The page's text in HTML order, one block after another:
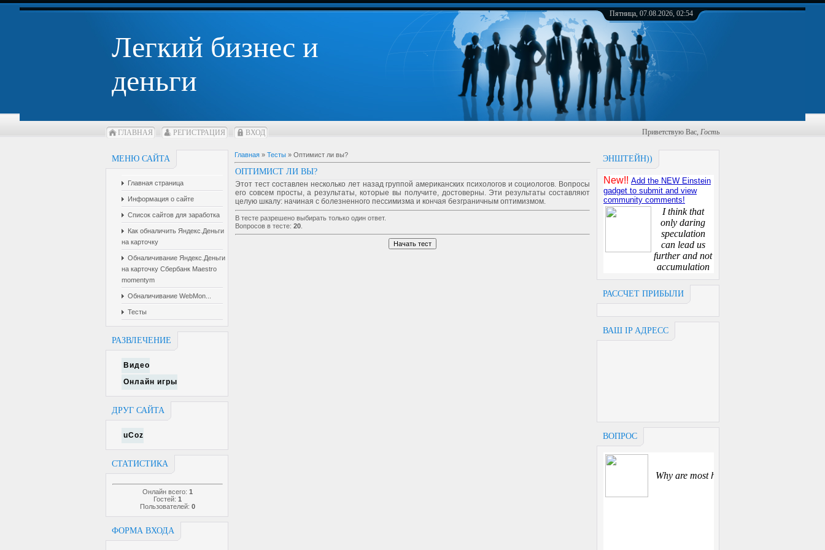
Легкий бизнес и
деньги
Пятница, 07.08.2026, 02:54
ГЛАВНАЯ РЕГИСТРАЦИЯ ВХОД Приветствую Вас, Гость
МЕНЮ САЙТА
Главная страница
Информация о сайте
Список сайтов для заработка
Как обналичить Яндекс.Деньги
на карточку
Обналичивание Яндекс.Деньги
на карточку Сбербанк Maestro
momentym
Обналичивание WebMon...
Тесты
РАЗВЛЕЧЕНИЕ
Видео
Онлайн игры
ДРУГ САЙТА
uCoz
СТАТИСТИКА
Онлайн всего: 1
Гостей: 1
Пользователей: 0
ФОРМА ВХОДА
ЭНШТЕЙН))
РАССЧЕТ ПРИБЫЛИ
ВАШ IP АДРЕСС
ВОПРОС
Главная » Тесты » Оптимист ли вы?
ОПТИМИСТ ЛИ ВЫ?
Этот тест составлен несколько лет назад группой американских психологов и социологов. Вопросы
его совсем просты, а результаты, которые вы получите, достоверны. Эти результаты составляют
целую шкалу: начиная с болезненного пессимизма и кончая безграничным оптимизмом.
В тесте разрешено выбирать только один ответ.
Вопросов в тесте: 20